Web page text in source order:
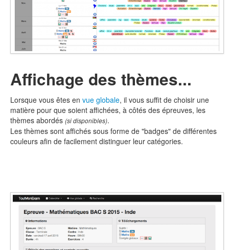
Affichage des thèmes...
Lorsque vous êtes en vue globale, il vous suffit de choisir une
matière pour que soient affichées, à côtés des épreuves, les
thèmes abordés (si disponibles).
Les thèmes sont affichés sous forme de "badges" de différentes
couleurs afin de facilement distinguer leur catégories.